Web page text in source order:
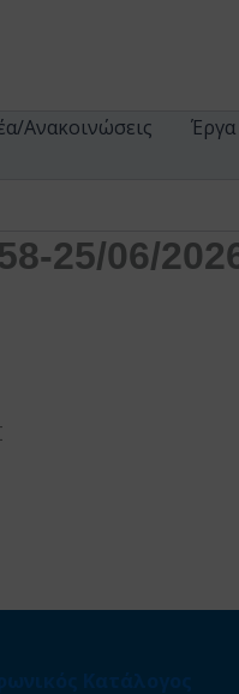
Ανακοινώσεις Έργα
25/06/